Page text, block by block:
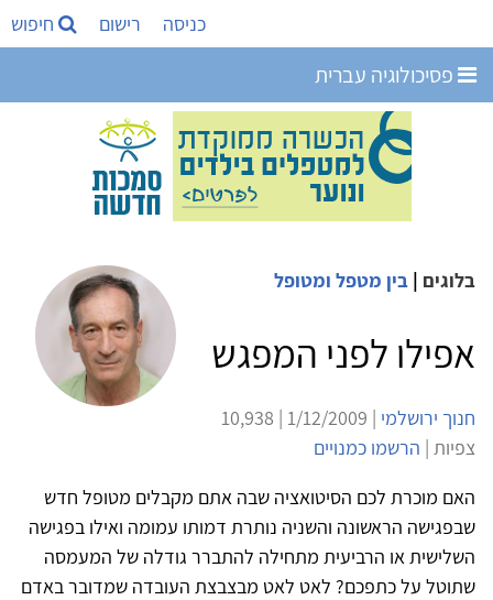
כניסה רישום חיפוש
פסיכולוגיה עברית
בלוגים | בין מטפל ומטופל
אפילו לפני המפגש
חנוך ירושלמי
| 1/12/2009 | 10,938
צפיות | הרשמו כמנויים
האם מוכרת לכם הסיטואציה שבה אתם מקבלים מטופל חדש
שבפגישה הראשונה והשניה נותרת דמותו עמומה ואילו בפגישה
השלישית או הרביעית מתחילה להתברר גודלה של המעמסה
שתוטל על כתפכם? לאט לאט מבצבצת העובדה שמדובר באדם